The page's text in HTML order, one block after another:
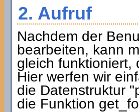
2. Aufruf
Nachdem der
bearbeiten, kann
gleich funktioniert,
Hier werfen wir
die Datenstruktur
die Funktion